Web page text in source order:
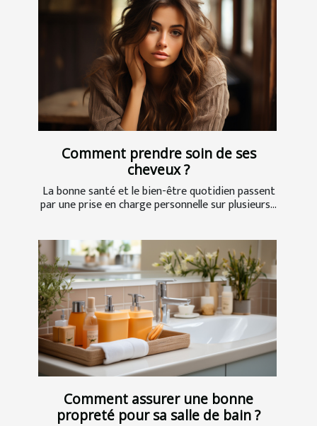
Comment prendre soin de ses
cheveux ?
La bonne santé et le bien-être quotidien passent
par une prise en charge personnelle sur plusieurs...
Comment assurer une bonne
propreté pour sa salle de bain ?